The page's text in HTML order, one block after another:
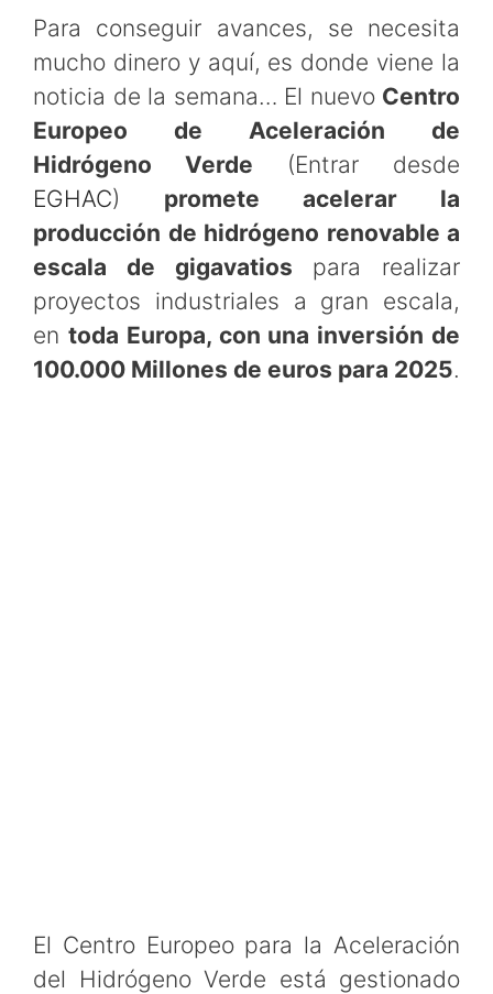
Para conseguir avances, se necesita
mucho dinero y aquí, es donde viene la
noticia de la semana… El nuevo Centro
Europeo de Aceleración de
Hidrógeno Verde (Entrar desde
EGHAC) promete acelerar la
producción de hidrógeno renovable a
escala de gigavatios para realizar
proyectos industriales a gran escala,
en toda Europa, con una inversión de
100.000 Millones de euros para 2025.
El Centro Europeo para la Aceleración
del Hidrógeno Verde está gestionado